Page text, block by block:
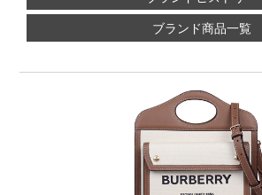
ブランド商品一覧